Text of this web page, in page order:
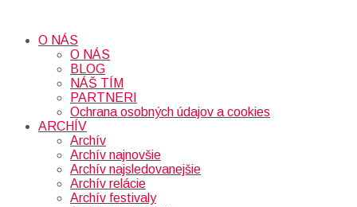
O NÁS
O NÁS
BLOG
NÁŠ TÍM
PARTNERI
Ochrana osobných údajov a cookies
ARCHÍV
Archív
Archív najnovšie
Archív najsledovanejšie
Archív relácie
Archív festivaly